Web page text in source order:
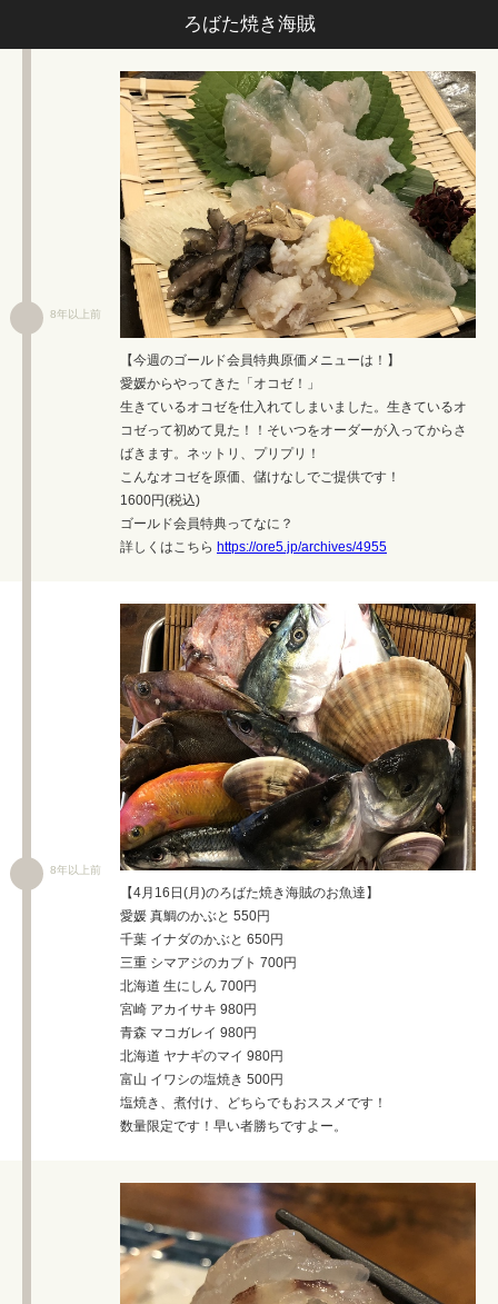
ろばた焼き海賊
8年以上前
【今週のゴールド会員特典原価メニューは！】
愛媛からやってきた「オコゼ！」
生きているオコゼを仕入れてしまいました。生きているオ
コゼって初めて見た！！そいつをオーダーが入ってからさ
ばきます。ネットリ、プリプリ！
こんなオコゼを原価、儲けなしでご提供です！
1600円(税込)
ゴールド会員特典ってなに？
詳しくはこちら https://ore5.jp/archives/4955
8年以上前
【4月16日(月)のろばた焼き海賊のお魚達】
愛媛 真鯛のかぶと 550円
千葉 イナダのかぶと 650円
三重 シマアジのカブト 700円
北海道 生にしん 700円
宮崎 アカイサキ 980円
青森 マコガレイ 980円
北海道 ヤナギのマイ 980円
富山 イワシの塩焼き 500円
塩焼き、煮付け、どちらでもおススメです！
数量限定です！早い者勝ちですよー。